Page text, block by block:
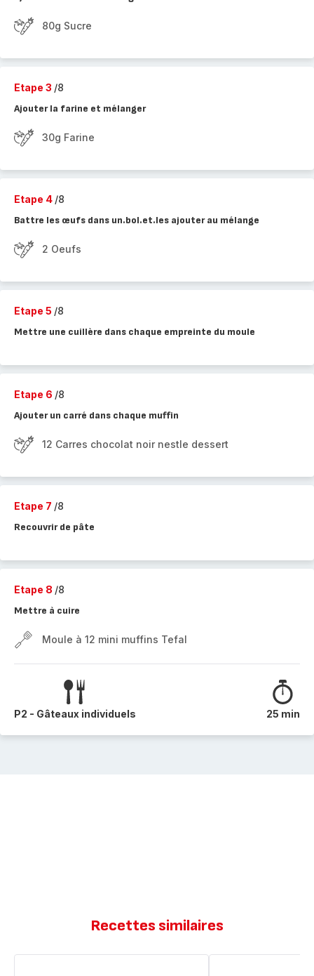
80g Sucre
Etape 3 /8
Ajouter la farine et mélanger
30g Farine
Etape 4 /8
Battre les œufs dans un.bol.et.les ajouter au mélange
2 Oeufs
Etape 5 /8
Mettre une cuillère dans chaque empreinte du moule
Etape 6 /8
Ajouter un carré dans chaque muffin
12 Carres chocolat noir nestle dessert
Etape 7 /8
Recouvrir de pâte
Etape 8 /8
Mettre à cuire
Moule à 12 mini muffins Tefal
P2 - Gâteaux individuels 25 min
Recettes similaires